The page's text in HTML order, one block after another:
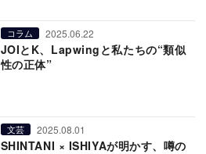
コラム 2025.06.22
JOIとK、Lapwingと私たちの“類似
性の正体”
文芸 2025.08.01
SHINTANI × ISHIYAが明かす、噂の